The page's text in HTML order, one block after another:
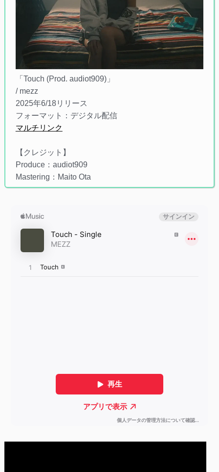
「Touch (Prod. audiot909)」
/ mezz
2025年6/18リリース
フォーマット：デジタル配信
マルチリンク
【クレジット】
Produce：audiot909
Mastering：Maito Ota